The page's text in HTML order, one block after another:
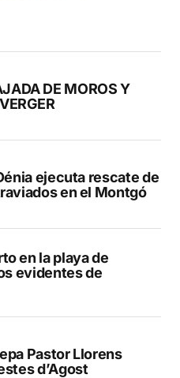
DE MOROS Y
ejecuta rescate de
en el Montgó
en la playa de
evidentes de
Pastor Llorens
d’Agost